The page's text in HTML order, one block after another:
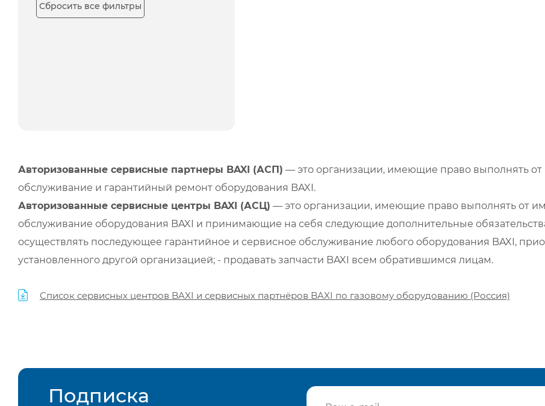
Сбросить все фильтры
Авторизованные сервисные партнеры BAXI (АСП) — это организации, имеющие право выполнять
обслуживание и гарантийный ремонт оборудования BAXI.
Авторизованные сервисные центры BAXI (АСЦ) — это организации, имеющие право выполнять от
обслуживание оборудования BAXI и принимающие на себя следующие дополнительные
осуществлять последующее гарантийное и сервисное обслуживание любого оборудования BAXI,
установленного другой организацией; - продавать запчасти BAXI всем обратившимся лицам.
Список сервисных центров BAXI и сервисных партнёров BAXI по газовому оборудованию (Россия)
Подписка